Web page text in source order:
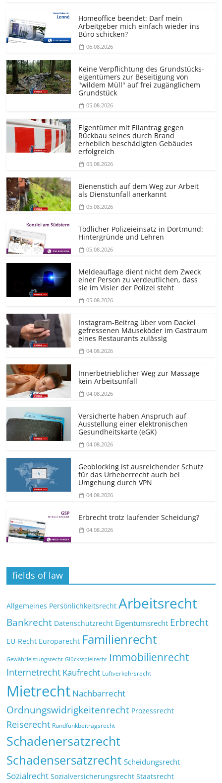
Homeoffice beendet: Darf mein
Arbeitgeber mich einfach wieder ins
Büro schicken?
06.08.2026
Keine Verpflichtung des Grundstücks­
eigentümers zur Beseitigung von
"wildem Müll" auf frei zugänglichem
Grundstück
05.08.2026
Eigentümer mit Eilantrag gegen
Rückbau seines durch Brand
erheblich beschädigten Gebäudes
erfolgreich
05.08.2026
Bienenstich auf dem Weg zur Arbeit
als Dienstunfall anerkannt
05.08.2026
Tödlicher Polizeieinsatz in Dortmund:
Hintergründe und Lehren
05.08.2026
Meldeauflage dient nicht dem Zweck
einer Person zu verdeutlichen, dass
sie im Visier der Polizei steht
05.08.2026
Instagram-Beitrag über vom Dackel
gefressenen Mäuseköder im Gastraum
eines Restaurants zulässig
04.08.2026
Innerbetrieblicher Weg zur Massage
kein Arbeitsunfall
04.08.2026
Versicherte haben Anspruch auf
Ausstellung einer elektronischen
Gesundheitskarte (eGK)
04.08.2026
Geoblocking ist ausreichender Schutz
für das Urheberrecht auch bei
Umgehung durch VPN
04.08.2026
Erbrecht trotz laufender Scheidung?
04.08.2026
fields of law
Allgemeines Persönlichkeitsrecht Arbeitsrecht
Bankrecht Datenschutzrecht Eigentumsrecht Erbrecht
EU-Recht Europarecht Familienrecht
Gewährleistungsrecht Glücksspielrecht Immobilienrecht
Internetrecht Kaufrecht Luftverkehrsrecht
Mietrecht Nachbarrecht
Ordnungswidrigkeitenrecht Prozessrecht
Reiserecht Rundfunkbeitragsrecht
Schadenersatzrecht
Schadensersatzrecht Scheidungsrecht
Sozialrecht Sozialversicherungsrecht Staatsrecht